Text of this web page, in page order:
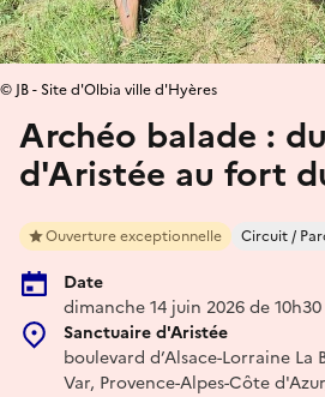
Archéo balade :
d'Aristée au fort
Ouverture exceptionnelle Circuit /
Date
dimanche 14 juin 2026 de 10h30
Sanctuaire d'Aristée
boulevard d’Alsace-Lorraine La
Var, Provence-Alpes-Côte
© JB - Site d'Olbia ville d'Hyères